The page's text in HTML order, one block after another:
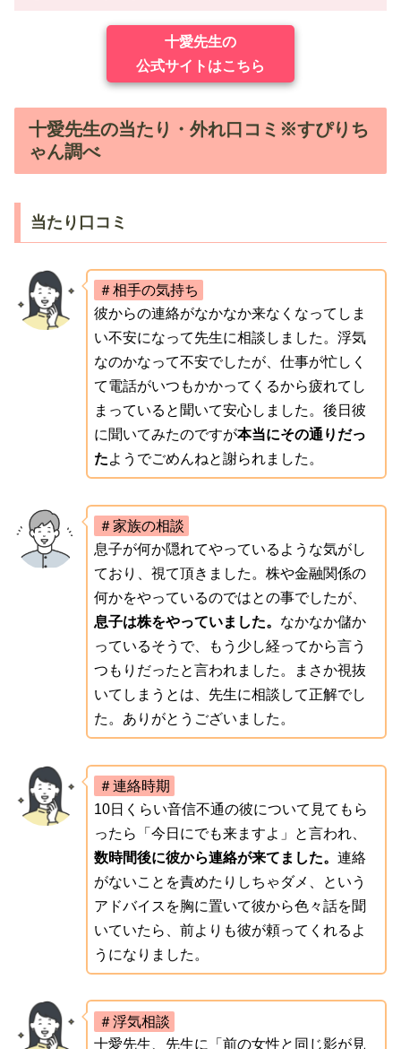
十愛先生の
公式サイトはこちら
十愛先生の当たり・外れ口コミ※すぴりち
ゃん調べ
当たり口コミ
＃相手の気持ち
彼からの連絡がなかなか来なくなってしま
い不安になって先生に相談しました。浮気
なのかなって不安でしたが、仕事が忙しく
て電話がいつもかかってくるから疲れてし
まっていると聞いて安心しました。後日彼
に聞いてみたのですが本当にその通りだっ
たようでごめんねと謝られました。
＃家族の相談
息子が何か隠れてやっているような気がし
ており、視て頂きました。株や金融関係の
何かをやっているのではとの事でしたが、
息子は株をやっていました。 なかなか儲か
っているそうで、もう少し経ってから言う
つもりだったと言われました。まさか視抜
いてしまうとは、先生に相談して正解でし
た。ありがとうございました。
＃連絡時期
10日くらい音信不通の彼について見てもら
ったら「今日にでも来ますよ」と言われ、
数時間後に彼から連絡が来てました。 連絡
がないことを責めたりしちゃダメ、という
アドバイスを胸に置いて彼から色々話を聞
いていたら、前よりも彼が頼ってくれるよ
うになりました。
＃浮気相談
十愛先生、先生に「前の女性と同じ影が見